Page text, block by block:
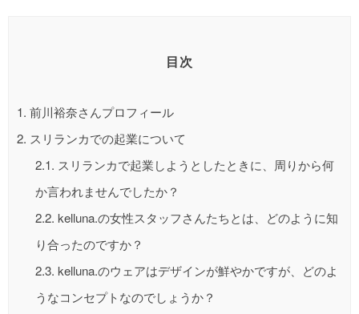
目次
1. 前川裕奈さんプロフィール
2. スリランカでの起業について
2.1. スリランカで起業しようとしたときに、周りから何
か言われませんでしたか？
2.2. kelluna.の女性スタッフさんたちとは、どのように知
り合ったのですか？
2.3. kelluna.のウェアはデザインが鮮やかですが、どのよ
うなコンセプトなのでしょうか？